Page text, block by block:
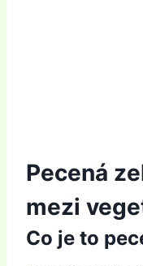
Pecená
mezi
Co je to